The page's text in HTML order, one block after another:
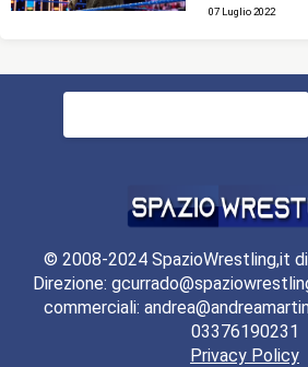
07 Luglio 2022
Ricerca
© 2008-2024 SpazioWrestling,it di
Direzione:
commerciali:
03376190231
Privacy Policy